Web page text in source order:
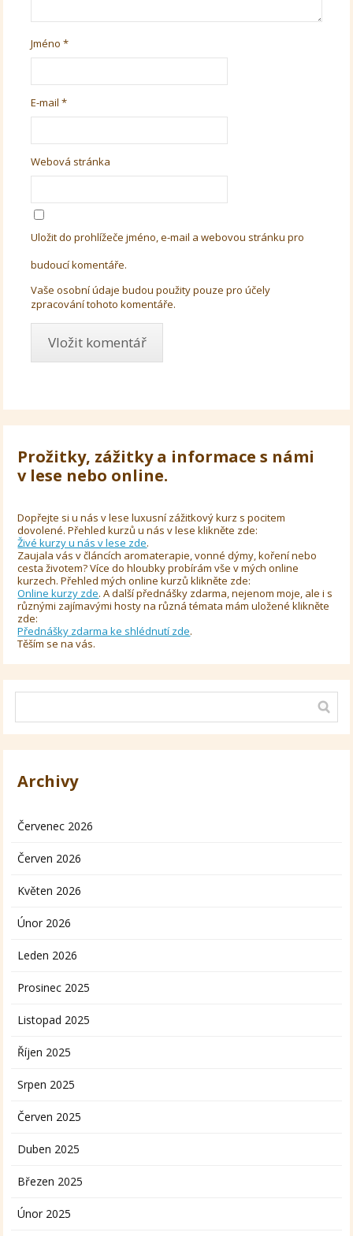
Jméno*
E-mail*
Webová stránka
Uložit do prohlížeče jméno, e-mail a webovou stránku pro
budoucí komentáře.
Vaše osobní údaje budou použity pouze pro účely
zpracování tohoto komentáře.
Prožitky, zážitky a informace s námi
v lese nebo online.
Dopřejte si u nás v lese luxusní zážitkový kurz s pocitem
dovolené. Přehled kurzů u nás v lese klikněte zde:
Živé kurzy u nás v lese zde.
Zaujala vás v článcích aromaterapie, vonné dýmy, koření nebo
cesta životem? Více do hloubky probírám vše v mých online
kurzech. Přehled mých online kurzů klikněte zde:
Online kurzy zde. A další přednášky zdarma, nejenom moje, ale i s
různými zajímavými hosty na různá témata mám uložené klikněte
zde:
Přednášky zdarma ke shlédnutí zde.
Těším se na vás.
Archivy
Červenec 2026
Červen 2026
Květen 2026
Únor 2026
Leden 2026
Prosinec 2025
Listopad 2025
Říjen 2025
Srpen 2025
Červen 2025
Duben 2025
Březen 2025
Únor 2025